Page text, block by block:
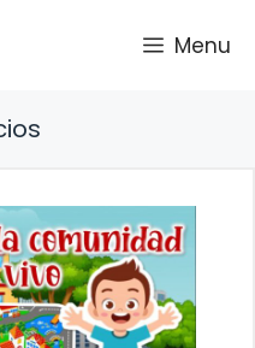
Menu